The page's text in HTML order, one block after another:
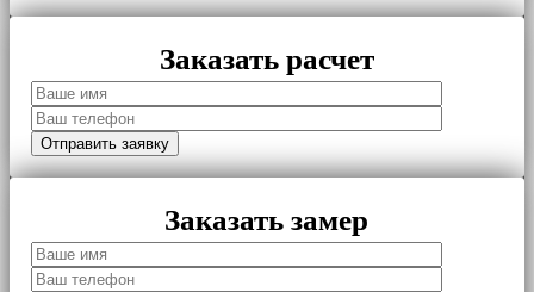
Заказать расчет
Заказать замер